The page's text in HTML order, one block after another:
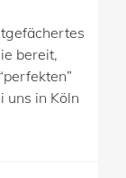
bereit,
uns in Köln